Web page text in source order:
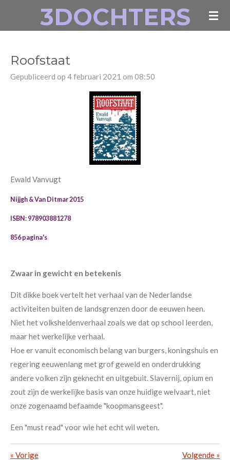
hoofdinhoud
3DOCHTERS
Roofstaat
Gepubliceerd op 4 februari 2021 om 08:50
Ewald Vanvugt
Nijjgh & Van Ditmar 2015
ISBN: 978903881278
856 pagina's
Zwaar in gewicht en betekenis
Dit dikke boek vertelt het verhaal van de Nederlandse
activiteiten buiten de landsgrenzen door de eeuwen heen.
Niet het volksheldenverhaal zoals we dat op school leerden,
maar het werkelijke verhaal.
Hoe er vanuit economisch belang van burgers, koningshuis en
regering eeuwenlang met grof geweld en onderdrukking
andere volken zijn geknecht en uitgebuit. Slavernij, opium en
zout zijn de werkelijke basis van onze huidige welvaart, niet
onze zogenaamd befaamde "koopmansgeest".
Een "must read" voor wie het echt wil weten.
« Vorige Volgende »